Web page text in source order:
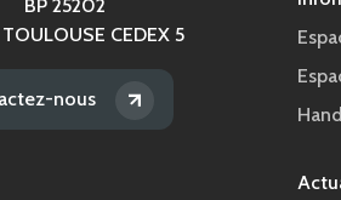
BP 25202
CEDEX 5
nous